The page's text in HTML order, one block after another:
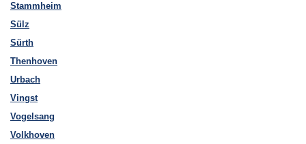
Stammheim
Sülz
Sürth
Thenhoven
Urbach
Vingst
Vogelsang
Volkhoven